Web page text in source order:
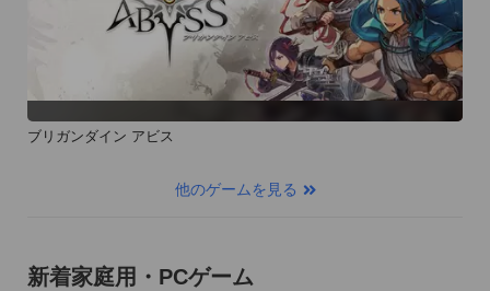
ブリガンダイン アビス
他のゲームを見る
新着家庭用・PCゲーム